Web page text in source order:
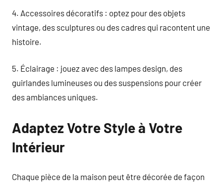
4. Accessoires décoratifs : optez pour des objets
vintage, des sculptures ou des cadres qui racontent une
histoire.
5. Éclairage : jouez avec des lampes design, des
guirlandes lumineuses ou des suspensions pour créer
des ambiances uniques.
Adaptez Votre Style à Votre
Intérieur
Chaque pièce de la maison peut être décorée de façon